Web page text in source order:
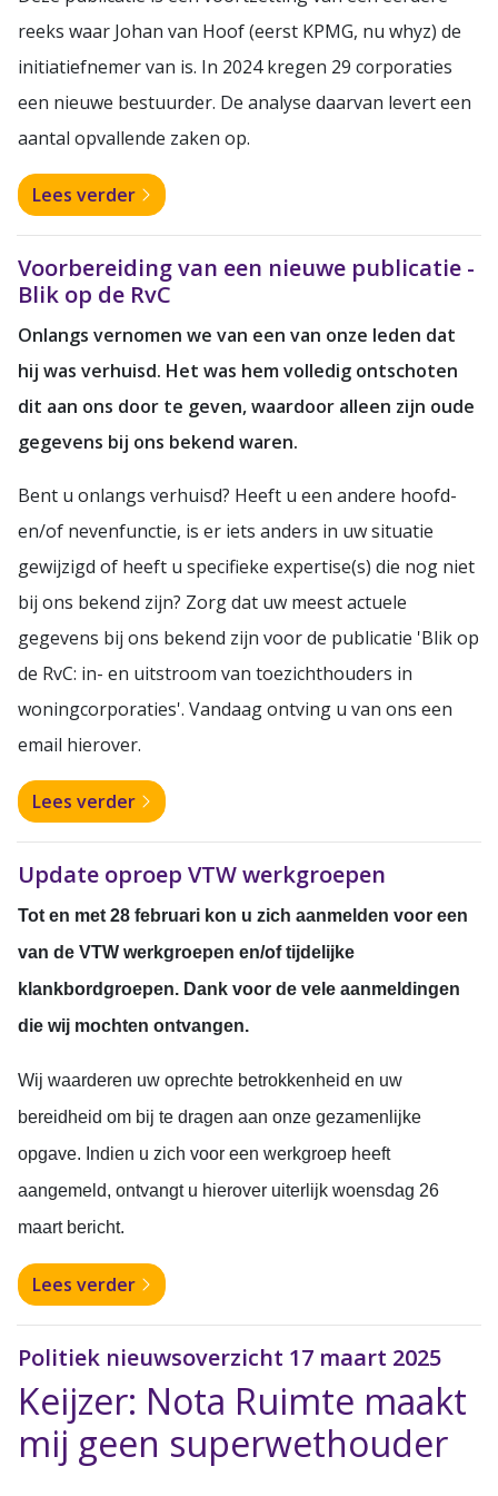
reeks waar Johan van Hoof (eerst KPMG, nu whyz) de
initiatiefnemer van is. In 2024 kregen 29 corporaties
een nieuwe bestuurder. De analyse daarvan levert een
aantal opvallende zaken op.
Lees verder
Voorbereiding van een nieuwe publicatie -
Blik op de RvC
Onlangs vernomen we van een van onze leden dat
hij was verhuisd. Het was hem volledig ontschoten
dit aan ons door te geven, waardoor alleen zijn oude
gegevens bij ons bekend waren.
Bent u onlangs verhuisd? Heeft u een andere hoofd-
en/of nevenfunctie, is er iets anders in uw situatie
gewijzigd of heeft u specifieke expertise(s) die nog niet
bij ons bekend zijn? Zorg dat uw meest actuele
gegevens bij ons bekend zijn voor de publicatie 'Blik op
de RvC: in- en uitstroom van toezichthouders in
woningcorporaties'. Vandaag ontving u van ons een
email hierover.
Lees verder
Update oproep VTW werkgroepen
Tot en met 28 februari kon u zich aanmelden voor een
van de VTW werkgroepen en/of tijdelijke
klankbordgroepen. Dank voor de vele aanmeldingen
die wij mochten ontvangen.
Wij waarderen uw oprechte betrokkenheid en uw
bereidheid om bij te dragen aan onze gezamenlijke
opgave. Indien u zich voor een werkgroep heeft
aangemeld, ontvangt u hierover uiterlijk woensdag 26
maart bericht.
Lees verder
Politiek nieuwsoverzicht 17 maart 2025
Keijzer: Nota Ruimte maakt
mij geen superwethouder